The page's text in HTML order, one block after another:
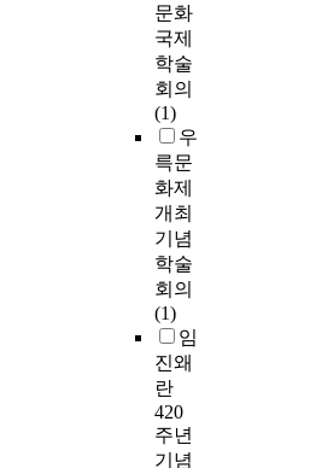
문화
국제
학술
회의
(1)
우
륵문
화제
개최
기념
학술
회의
(1)
임
진왜
란
420
주년
기념